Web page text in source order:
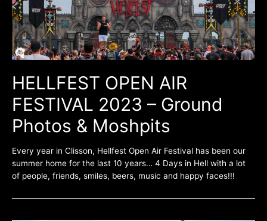
HELLFEST OPEN AIR
FESTIVAL 2023 – Ground
Photos & Moshpits
Every year in Clisson, Hellfest Open Air Festival has been our
summer home for the last 10 years… 4 Days in Hell with a lot
of people, friends, smiles, beers, music and happy faces!!!